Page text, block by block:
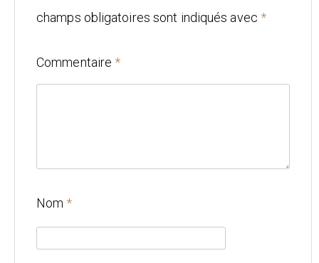
champs obligatoires sont indiqués avec *
Commentaire *
Nom *